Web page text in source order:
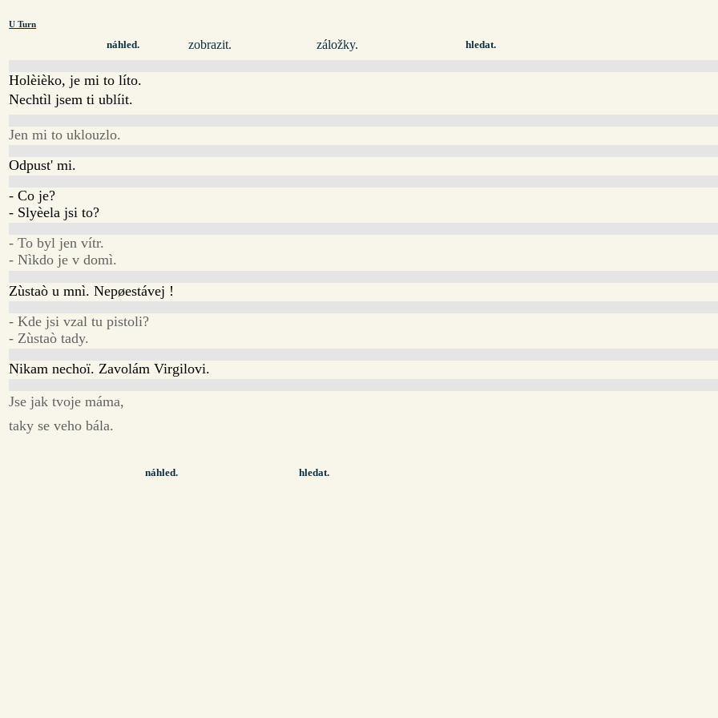
U Turn
náhled. zobrazit. záložky. hledat.
Holèièko, je mi to líto.
Nechtìl jsem ti ublíit.
Jen mi to uklouzlo.
Odpust' mi.
- Co je?
- Slyèela jsi to?
- To byl jen vítr.
- Nìkdo je v domì.
Zùstaò u mnì. Nepøestávej !
- Kde jsi vzal tu pistoli?
- Zùstaò tady.
Nikam nechoï. Zavolám Virgilovi.
Jse jak tvoje máma,
taky se veho bála.
náhled. hledat.